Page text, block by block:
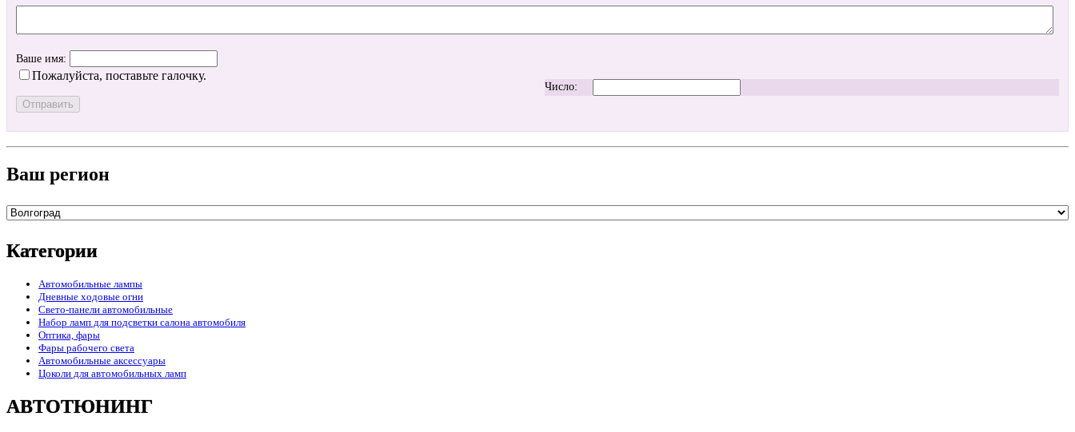
Ваше имя:
Пожалуйста, поставьте галочку.
Число:
Ваш регион
Категории
Автомобильные лампы
Дневные ходовые огни
Свето-панели автомобильные
Набор ламп для подсветки салона автомобиля
Оптика, фары
Фары рабочего света
Автомобильные аксессуары
Цоколи для автомобильных ламп
АВТОТЮНИНГ